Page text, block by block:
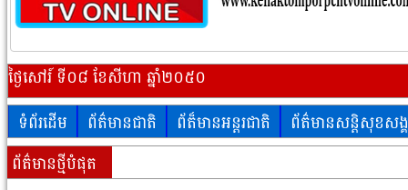
ថ្ងៃសៅរ៍ ទី០៨ ខែសីហា ឆ្នាំ២០៥០
ទំព័រដើម
ព័ត៌មានជាតិ ព័ត៏មានអន្តរជាតិ
ព័ត៌មានសន្តិសុខសង្
ព័ត៌មានថ្មីបំផុត